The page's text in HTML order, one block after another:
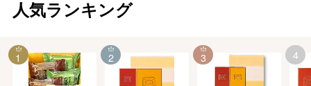
人気ランキング
1 2 3 4